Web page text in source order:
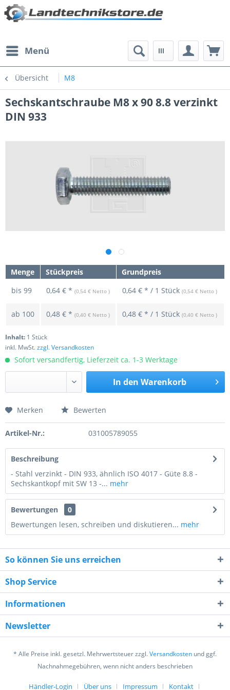
Menü
Übersicht M8
Sechskantschraube M8 x 90 8.8 verzinkt
DIN 933
Menge Stückpreis
Grundpreis
bis 99 0,64 € * (0,54 € Netto ) 0,64 € * / 1 Stück (0,54 € Netto )
ab 100 0,48 € * (0,40 € Netto ) 0,48 € * / 1 Stück (0,40 € Netto )
Inhalt: 1 Stück
inkl. MwSt.zzgl. Versandkosten
Sofort versandfertig, Lieferzeit ca. 1-3 Werktage
In den Warenkorb
Preis anfragen
8 - 2 = ?
Ich habe dieDatenschutzerklärunggelesen,
Merken Bewerten
Artikel-Nr.: 031005789055
Beschreibung
- Stahl verzinkt - DIN 933, ähnlich ISO 4017 - Güte 8.8 -
Sechskantkopf mit SW 13 -... mehr
Bewertungen
0
Bewertungen lesen, schreiben und diskutieren... mehr
So können Sie uns erreichen
Shop Service
Informationen
Newsletter
* Alle Preise inkl. gesetzl. Mehrwertsteuer zzgl.Versandkosten und ggf.
Nachnahmegebühren, wenn nicht anders beschrieben
Händler-Login Über uns Impressum Kontakt